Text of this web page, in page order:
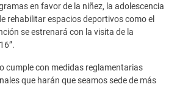
en favor de la niñez, la adolescencia
rehabilitar espacios deportivos como el
se estrenará con la visita de la
cumple con medidas reglamentarias
que harán que seamos sede de más